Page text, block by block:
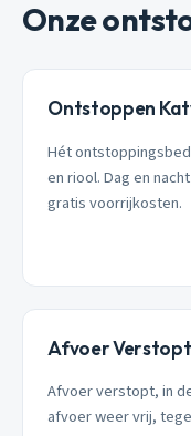
Onze
Ontstoppen
Hét
en riool. Dag en
gratis voorrijkosten.
Afvoer
Afvoer verstopt, in
afvoer weer vrij,